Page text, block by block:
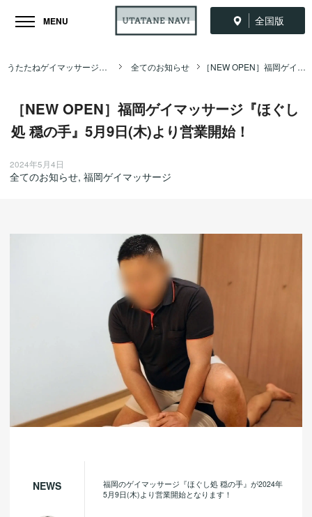
全国版
MENU
うたたねゲイマッサージ全国ナビ TOP 全てのお知らせ ［NEW OPEN］福岡ゲイマッサージ『ほぐし処 穏の手』5月9日(木)より営業開始！
［NEW OPEN］福岡ゲイマッサージ『ほぐし
処 穏の手』5月9日(木)より営業開始！
2024年5月4日
全てのお知らせ, 福岡ゲイマッサージ
NEWS
福岡のゲイマッサージ『ほぐし処 穏の手』が2024年
5月9日(木)より営業開始となります！